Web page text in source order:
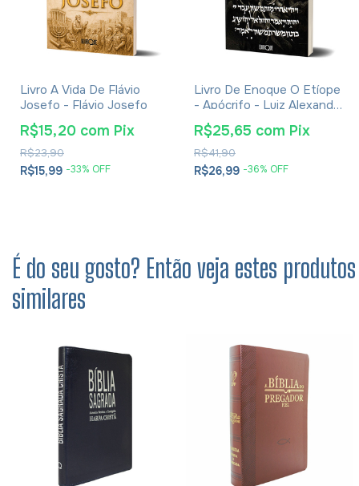
Livro A Vida De Flávio
Josefo - Flávio Josefo
R$15,99 -33% OFF
R$23,90
R$15,20 com Pix
Livro De Enoque O Etíope
- Apócrifo - Luiz Alexandre
Solano Rossi
R$26,99 -36% OFF
R$41,90
R$25,65 com Pix
É do seu gosto? Então veja estes produtos
similares